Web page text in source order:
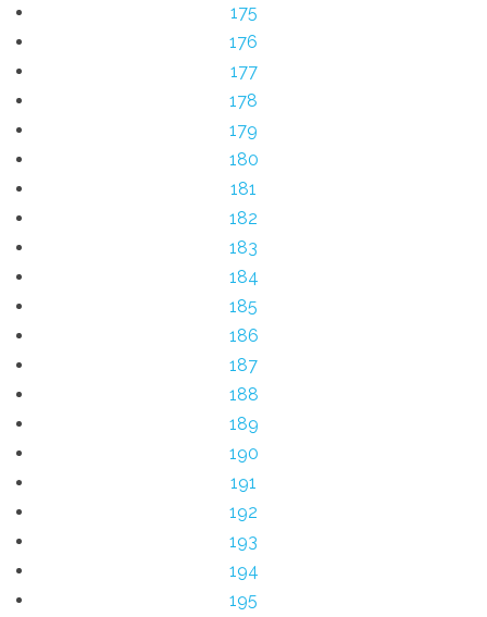
175
176
177
178
179
180
181
182
183
184
185
186
187
188
189
190
191
192
193
194
195